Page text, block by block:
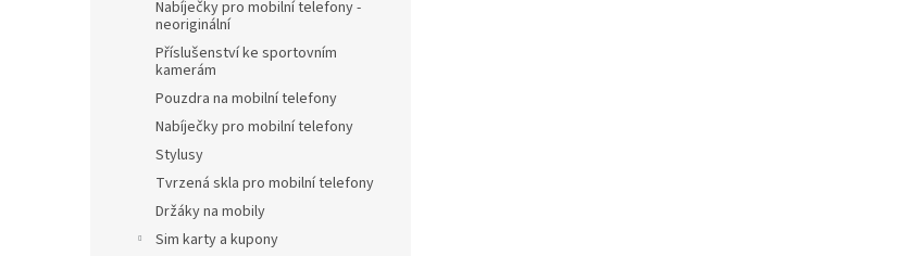
Nabíječky pro mobilní telefony -
neoriginální
Příslušenství ke sportovním
kamerám
Pouzdra na mobilní telefony
Nabíječky pro mobilní telefony
Stylusy
Tvrzená skla pro mobilní telefony
Držáky na mobily
Sim karty a kupony